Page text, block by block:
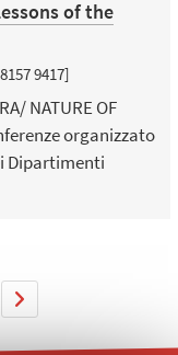
of the
9417]
NATURE OF
organizzato
Dipartimenti